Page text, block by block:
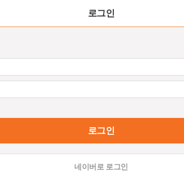
로그인
로그인
네이버로 로그인